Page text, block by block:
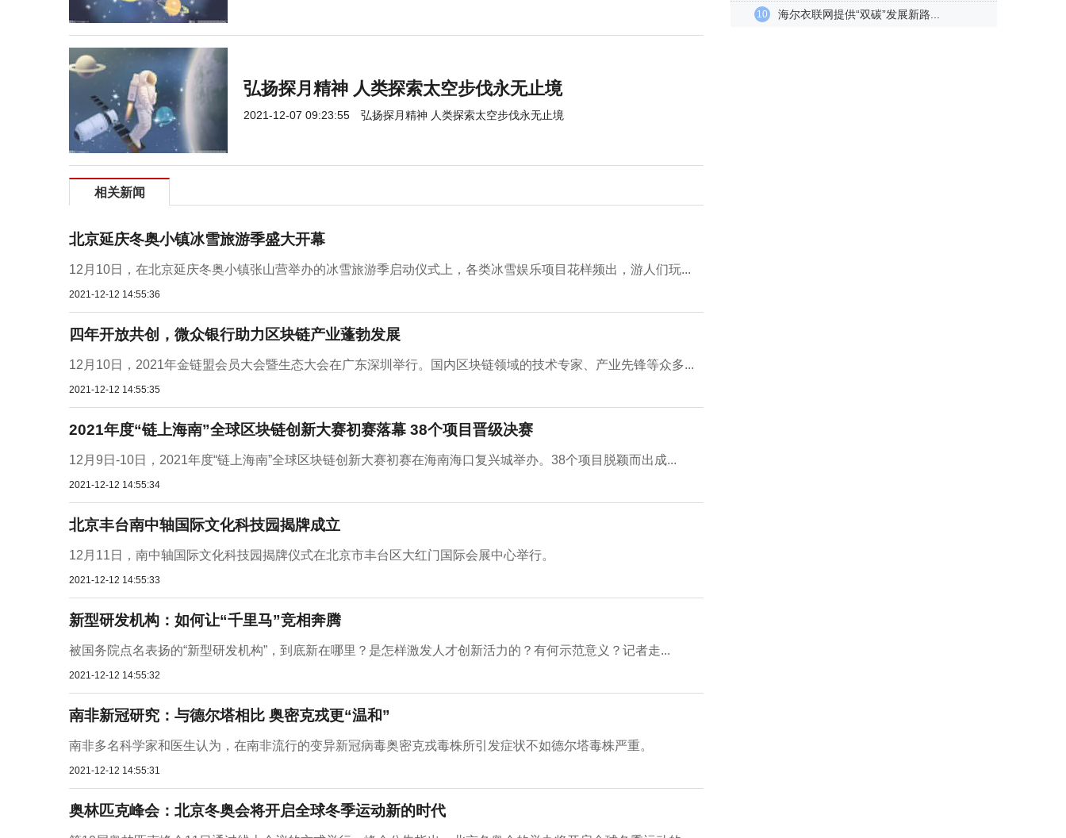
弘扬探月精神 人类探索太空步伐永无止境
2021-12-07 09:23:55 弘扬探月精神 人类探索太空步伐永无止境
相关新闻
北京延庆冬奥小镇冰雪旅游季盛大开幕
12月10日，在北京延庆冬奥小镇张山营举办的冰雪旅游季启动仪式上，各类冰雪娱乐项目花样频出，游人们玩...
2021-12-12 14:55:36
四年开放共创，微众银行助力区块链产业蓬勃发展
12月10日，2021年金链盟会员大会暨生态大会在广东深圳举行。国内区块链领域的技术专家、产业先锋等众多...
2021-12-12 14:55:35
2021年度“链上海南”全球区块链创新大赛初赛落幕 38个项目晋级决赛
12月9日-10日，2021年度“链上海南”全球区块链创新大赛初赛在海南海口复兴城举办。38个项目脱颖而出成...
2021-12-12 14:55:34
北京丰台南中轴国际文化科技园揭牌成立
12月11日，南中轴国际文化科技园揭牌仪式在北京市丰台区大红门国际会展中心举行。
2021-12-12 14:55:33
新型研发机构：如何让“千里马”竞相奔腾
被国务院点名表扬的“新型研发机构”，到底新在哪里？是怎样激发人才创新活力的？有何示范意义？记者走...
2021-12-12 14:55:32
南非新冠研究：与德尔塔相比 奥密克戎更“温和”
南非多名科学家和医生认为，在南非流行的变异新冠病毒奥密克戎毒株所引发症状不如德尔塔毒株严重。
2021-12-12 14:55:31
奥林匹克峰会：北京冬奥会将开启全球冬季运动新的时代
10 海尔衣联网提供“双碳”发展新路...